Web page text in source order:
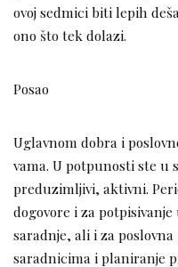
ovoj sedmici biti lepih
ono što tek dolazi.
Posao
Uglavnom dobra i
vama. U potpunosti ste u
preduzimljivi, aktivni.
dogovore i za
saradnje, ali i za
saradnicima i planiranje